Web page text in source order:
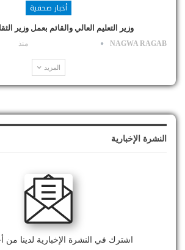
أخبار صحفية
وزير التعليم العالي والقائم بعمل وزير
NAGWA RAGAB منذ
المزيد
النشرة الإخبارية
اشترك في النشرة الإخبارية لدينا من